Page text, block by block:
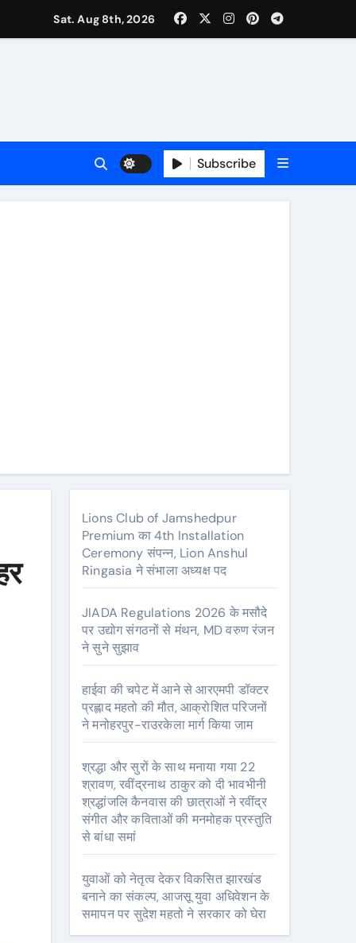
विशाल तिरंगा यात्रा
Sat. Aug 8th, 2026
Subscribe
Lions Club of Jamshedpur
Premium का 4th Installation
Ceremony संपन्न, Lion Anshul
Ringasia ने संभाला अध्यक्ष पद
JIADA Regulations 2026 के मसौदे
पर उद्योग संगठनों से मंथन, MD वरुण रंजन
ने सुने सुझाव
हाईवा की चपेट में आने से आरएमपी डॉक्टर
प्रह्लाद महतो की मौत, आक्रोशित परिजनों
ने मनोहरपुर-राउरकेला मार्ग किया जाम
श्रद्धा और सुरों के साथ मनाया गया 22
श्रावण, रवींद्रनाथ ठाकुर को दी भावभीनी
श्रद्धांजलि कैनवास की छात्राओं ने रवींद्र
संगीत और कविताओं की मनमोहक प्रस्तुति
से बांधा समां
युवाओं को नेतृत्व देकर विकसित झारखंड
बनाने का संकल्प, आजसू युवा अधिवेशन के
समापन पर सुदेश महतो ने सरकार को घेरा